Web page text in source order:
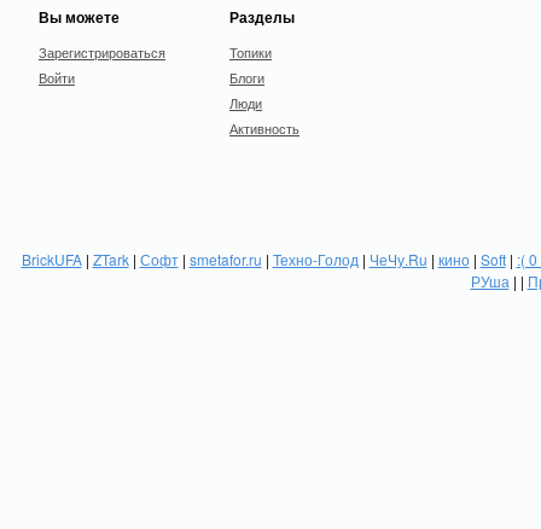
Вы можете
Зарегистрироваться
Войти
Разделы
Топики
Блоги
Люди
Активность
BrickUFA| ZTark| Софт| smetafor.ru | Техно-Голод | ЧеЧу.Ru | кино| Soft| :(
РУша | |